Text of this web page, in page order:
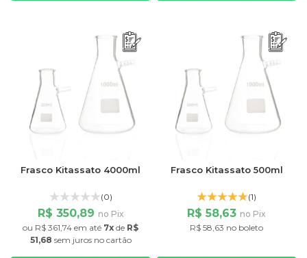
Frasco Kitassato 4000ml
(0)
R$ 350,89 no Pix
ou R$ 361,74 em até 7x de R$
51,68 sem jurosno cartão
Frasco Kitassato 500ml
(1)
R$ 58,63 no Pix
R$ 58,63 no boleto